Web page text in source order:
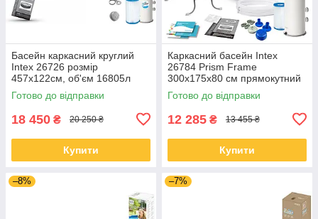
Басейн каркасний круглий
Intex 26726 розмір
457x122см, об'єм 16805л
(картриджний фільтр-насос,
драбина, тент, підкладка)
Готово до відправки
18 450 ₴ 20 250 ₴
Купити
Каркасний басейн Intex
26784 Prism Frame
300х175х80 см прямокутний
з фільтр-насосом та
драбиною
Готово до відправки
12 285 ₴ 13 455 ₴
Купити
–8% –7%